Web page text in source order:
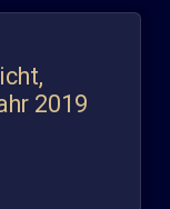
2019